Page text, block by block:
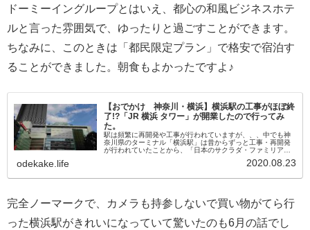
ドーミーイングループとはいえ、都心の和風ビジネスホテ
ルと言った雰囲気で、ゆったりと過ごすことができます。
ちなみに、このときは「都民限定プラン」で格安で宿泊す
ることができました。朝食もよかったですよ♪
【おでかけ 神奈川・横浜】横浜駅の工事がほぼ終
了!?「JR 横浜 タワー」が開業したので行ってみ
た。
駅は頻繁に再開発や工事が行われていますが、、、中でも神
奈川県のターミナル「横浜駅」は昔からずっと工事・再開発
が行われていたことから、「日本のサクラダ・ファミリア」
odekake.life 2020.08.23
完全ノーマークで、カメラも持参しないで買い物がてら行
った横浜駅がきれいになっていて驚いたのも6月の話でし